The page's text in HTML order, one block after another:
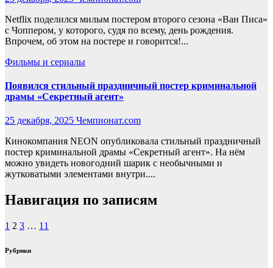
Netflix поделился милым постером второго сезона «Ван Писа»
с Чоппером, у которого, судя по всему, день рождения.
Впрочем, об этом на постере и говорится!...
Фильмы и сериалы
Появился стильный праздничный постер криминальной
драмы «Секретный агент»
25 декабря, 2025 Чемпионат.com
Кинокомпания NEON опубликовала стильный праздничный
постер криминальной драмы «Секретный агент». На нём
можно увидеть новогодний шарик с необычными и
жутковатыми элементами внутри....
Навигация по записям
1 2 3 … 11
Рубрики